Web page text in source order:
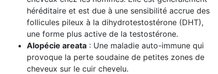
héréditaire et est due à une sensibilité accrue des
follicules pileux à la dihydrotestostérone (DHT),
une forme plus active de la testostérone.
Alopécie areata : Une maladie auto-immune qui
provoque la perte soudaine de petites zones de
cheveux sur le cuir chevelu.